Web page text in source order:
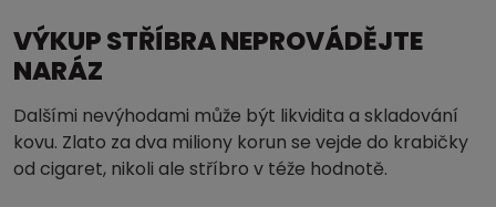
VÝKUP STŘÍBRA NEPROVÁDĚJTE
NARÁZ
Dalšími nevýhodami může být likvidita a skladování
kovu. Zlato za dva miliony korun se vejde do krabičky
od cigaret, nikoli ale stříbro v téže hodnotě.